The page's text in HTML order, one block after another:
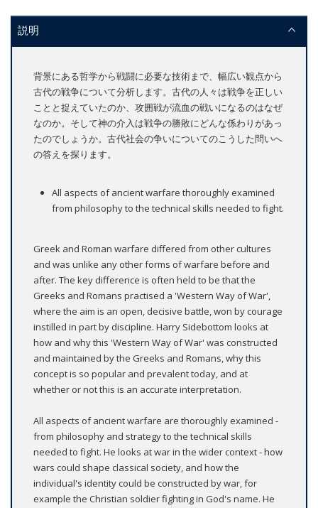
説明
背景にある哲学から戦闘に必要な技術まで、幅広い観点から
古代の戦争について分析します。古代の人々は戦争を正しい
ことと捉えていたのか、攻囲戦が流血の戦いになるのはなぜ
なのか。そして神の介入は戦争の勝敗にどんな係わりがあっ
たのでしょうか。古代社会の争いについてのこうした問いへ
の答えを探ります。
All aspects of ancient warfare thoroughly examined
from philosophy to the technical skills needed to fight.
Greek and Roman warfare differed from other cultures
and was unlike any other forms of warfare before and
after. The key difference is often held to be that the
Greeks and Romans practised a 'Western Way of War',
where the aim is an open, decisive battle, won by courage
instilled in part by discipline. Harry Sidebottom looks at
how and why this 'Western Way of War' was constructed
and maintained by the Greeks and Romans, why this
concept is so popular and prevalent today, and at
whether or not this is an accurate interpretation.
All aspects of ancient warfare are thoroughly examined -
from philosophy and strategy to the technical skills
needed to fight. He looks at war in the wider context - how
wars could shape classical society, and how the
individual's identity could be constructed by war, for
example the Christian soldier fighting in God's name. He